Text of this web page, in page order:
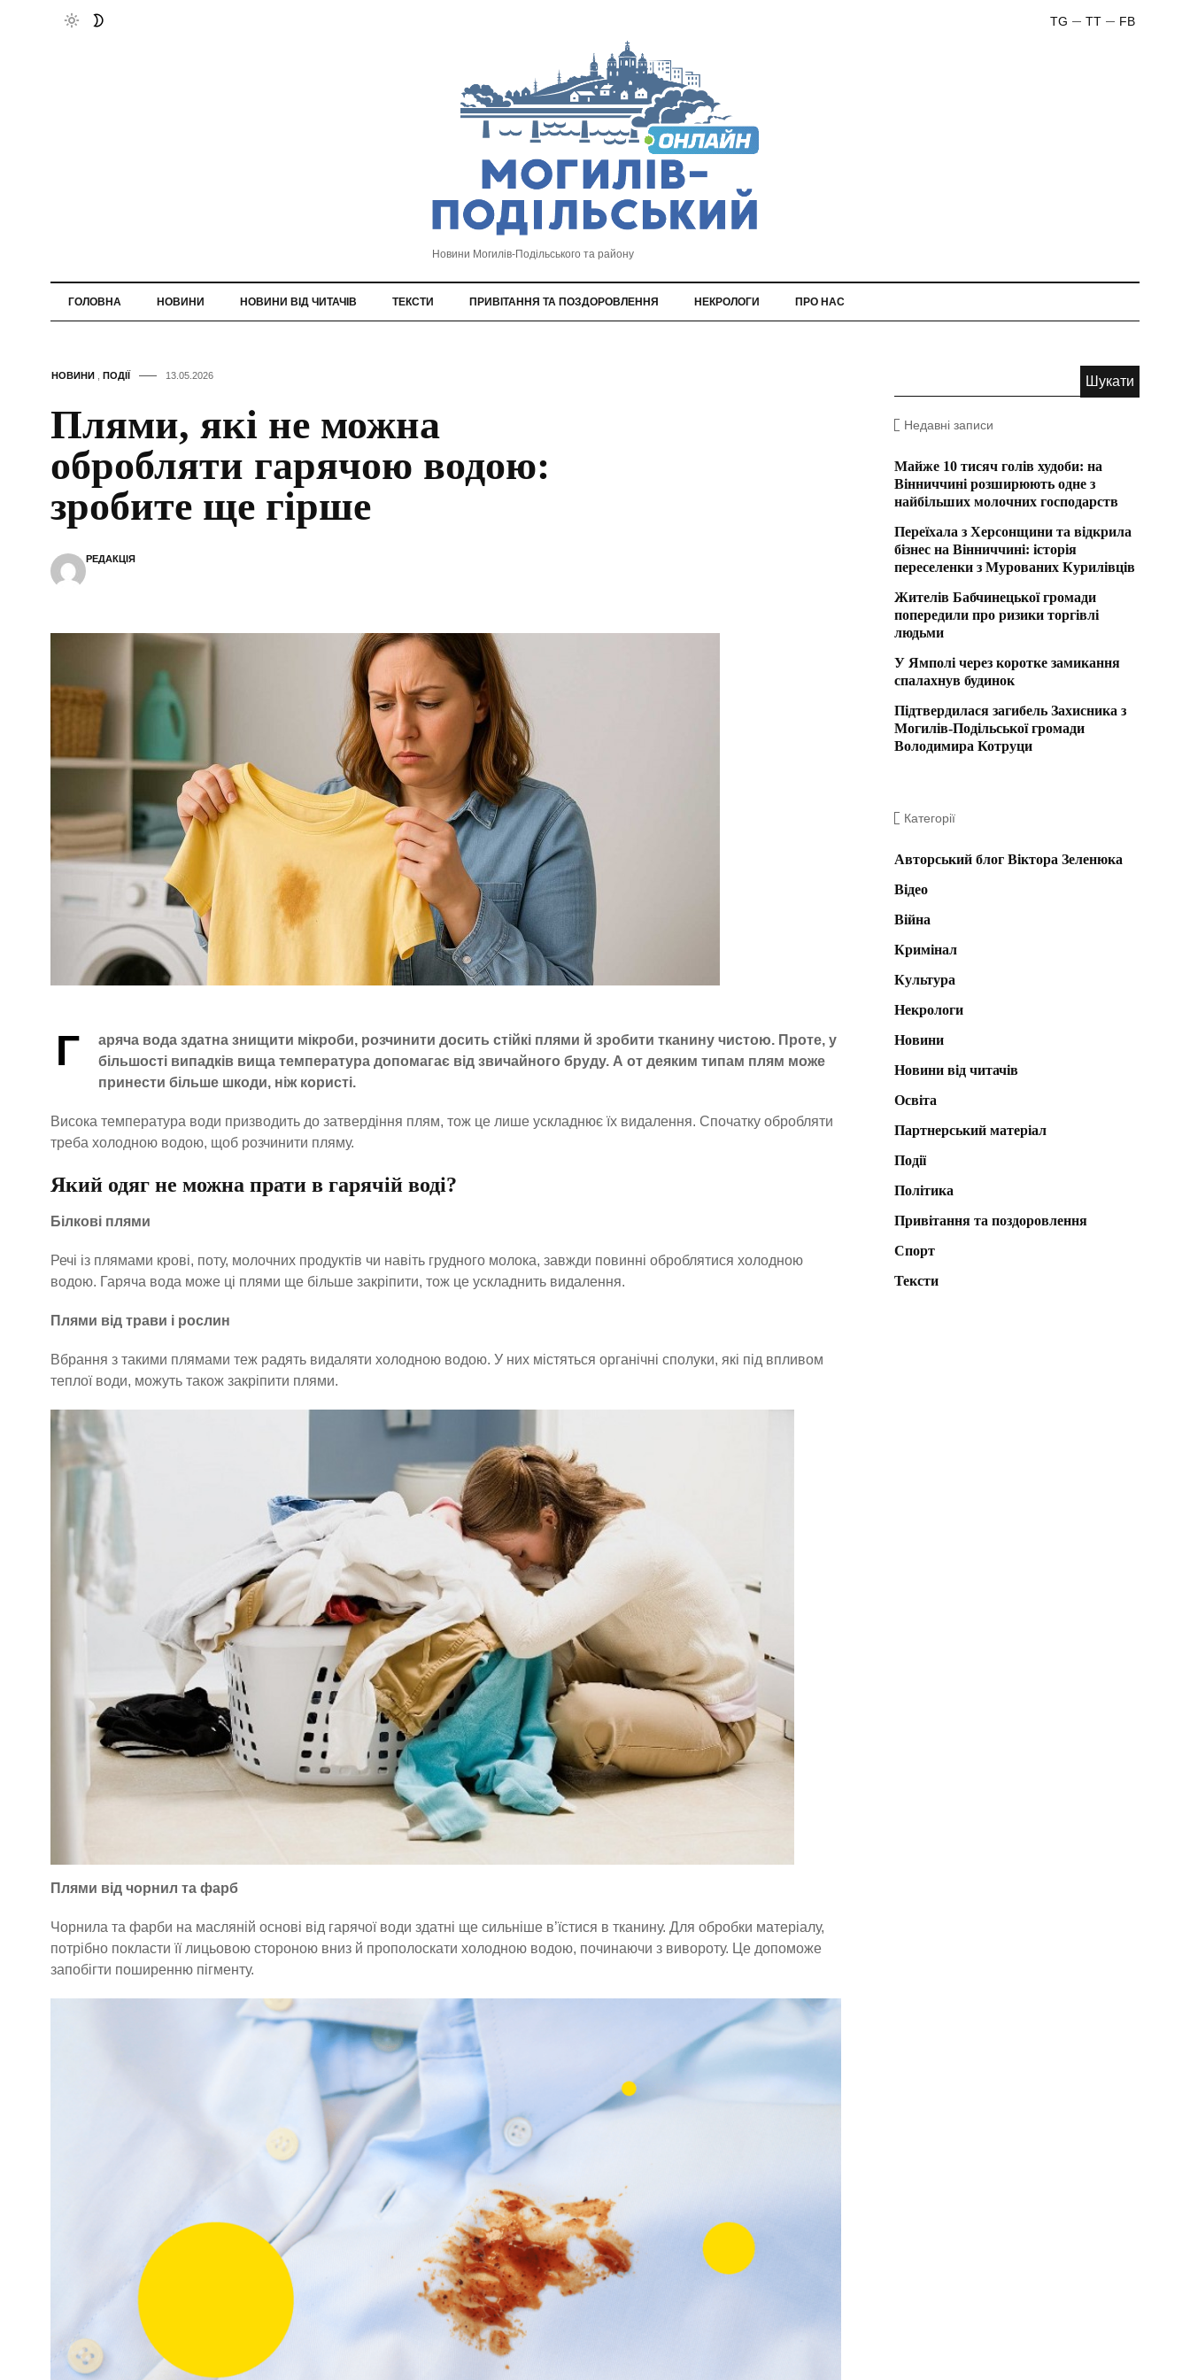
FB
TT
TG
Новини Могилів-Подільського та району
ГОЛОВНА НОВИНИ НОВИНИ ВІД ЧИТАЧІВ ТЕКСТИ ПРИВІТАННЯ ТА ПОЗДОРОВЛЕННЯ НЕКРОЛОГИ ПРО НАС
НОВИНИ ПОДІЇ 13.05.2026
Плями, які не можна
обробляти гарячою водою:
зробите ще гірше
РЕДАКЦІЯ
Г аряча вода здатна знищити мікроби, розчинити досить стійкі плями й зробити тканину чистою. Проте, у
більшості випадків вища температура допомагає від звичайного бруду. А от деяким типам плям може
принести більше шкоди, ніж користі.
Висока температура води призводить до затвердіння плям, тож це лише ускладнює їх видалення. Спочатку обробляти
треба холодною водою, щоб розчинити пляму.
Який одяг не можна прати в гарячій воді?
Білкові плями
Речі із плямами крові, поту, молочних продуктів чи навіть грудного молока, завжди повинні оброблятися холодною
водою. Гаряча вода може ці плями ще більше закріпити, тож це ускладнить видалення.
Плями від трави і рослин
Вбрання з такими плямами теж радять видаляти холодною водою. У них містяться органічні сполуки, які під впливом
теплої води, можуть також закріпити плями.
Плями від чорнил та фарб
Чорнила та фарби на масляній основі від гарячої води здатні ще сильніше в’їстися в тканину. Для обробки матеріалу,
потрібно покласти її лицьовою стороною вниз й прополоскати холодною водою, починаючи з вивороту. Це допоможе
запобігти поширенню пігменту.
Недавні записи
Майже 10 тисяч голів худоби: на
Вінниччині розширюють одне з
найбільших молочних господарств
Переїхала з Херсонщини та відкрила
бізнес на Вінниччині: історія
переселенки з Мурованих Курилівців
Жителів Бабчинецької громади
попередили про ризики торгівлі
людьми
У Ямполі через коротке замикання
спалахнув будинок
Підтвердилася загибель Захисника з
Могилів-Подільської громади
Володимира Котруци
Категорії
Авторський блог Віктора Зеленюка
Відео
Війна
Кримінал
Культура
Некрологи
Новини
Новини від читачів
Освіта
Партнерський матеріал
Події
Політика
Привітання та поздоровлення
Спорт
Тексти